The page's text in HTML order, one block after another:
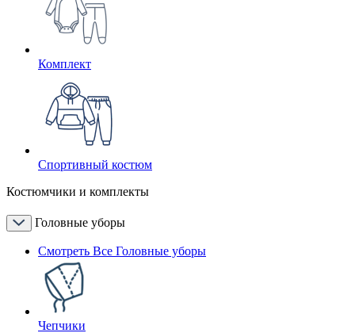
Комплект
Спортивный костюм
Костюмчики и комплекты
Головные уборы
Смотреть Все Головные уборы
Чепчики